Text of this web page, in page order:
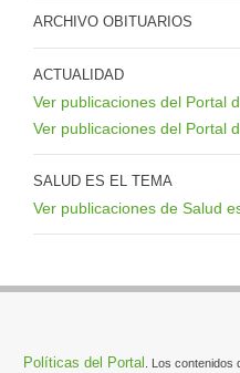
ARCHIVO OBITUARIOS
ACTUALIDAD
Ver publicaciones del Portal
Ver publicaciones del Portal
SALUD ES EL TEMA
Ver publicaciones de Salud
Políticas del Portal . Los